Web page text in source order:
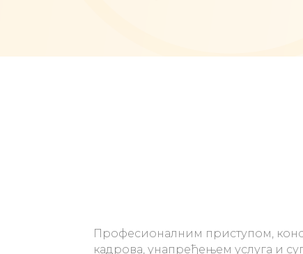
Професионалним приступом,
кадрова, унапређењем услуга и